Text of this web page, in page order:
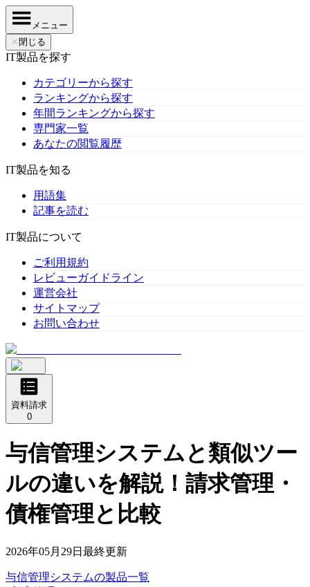
メニュー
✕ 閉じる
IT製品を探す
カテゴリーから探す
ランキングから探す
年間ランキングから探す
専門家一覧
あなたの閲覧履歴
IT製品を知る
用語集
記事を読む
IT製品について
ご利用規約
レビューガイドライン
運営会社
サイトマップ
お問い合わせ
資料請求
0
与信管理システムと類似ツー
ルの違いを解説！請求管理・
債権管理と比較
2026年05月29日 最終更新
与信管理システムの製品一覧